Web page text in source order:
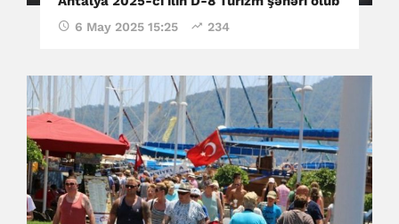
6 May 2025 15:25 234